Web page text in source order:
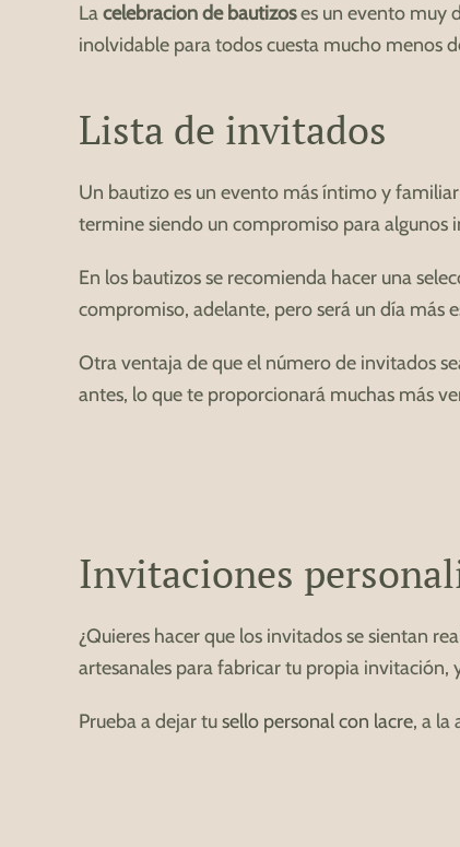
Lacelebracion de bautizoses un evento muy
inolvidable para todos cuesta mucho menos
Lista de invitados
Un bautizo es un evento más íntimo y
termine siendo un compromiso para algunos
En los bautizos se recomienda hacer una
compromiso, adelante, pero será un día más
Otra ventaja de que el número de invitados
antes, lo que te proporcionará muchas más
Invitaciones
¿Quieres hacer que los invitados se sientan
artesanales para fabricar tu propia invitación,
Prueba a dejar tusello personal con lacre, a la